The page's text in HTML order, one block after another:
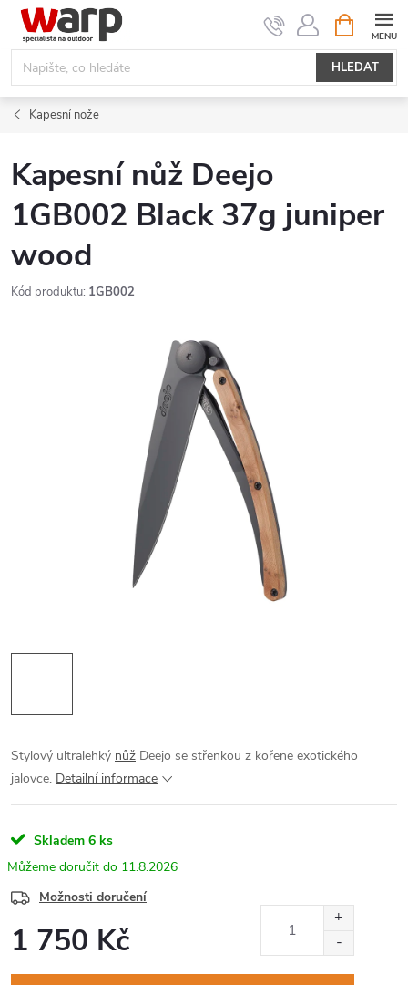
Přejít
obsah
HLEDAT
NÁKUPNÍ
KOŠÍK
Kapesní nože
Kapesní nůž Deejo
1GB002 Black 37g juniper
wood
Kód produktu: 1GB002
Stylový ultralehký nůž Deejo se střenkou z kořene exotického
jalovce. Detailní informace
Skladem 6 ks
11.8.2026
Možnosti doručení
1 750 Kč